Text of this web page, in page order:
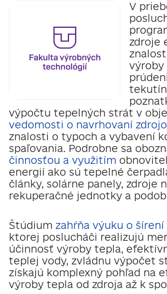
V
zdroje
výroby
výpočtu tepelných strát v
vedomosti o navrhovaní
znalosti o typoch a vybavení
spaľovania. Podrobne sa
činnosťou a využitím
energií ako sú tepelné
články, solárne panely, zdroje
rekuperačné jednotky a
Štúdium zahŕňa výuku o
ktorej poslucháči realizujú
účinnosť výroby tepla,
teplej vody, zvládnu výpočet
získajú komplexný pohľad na
výroby tepla od zdroja až k